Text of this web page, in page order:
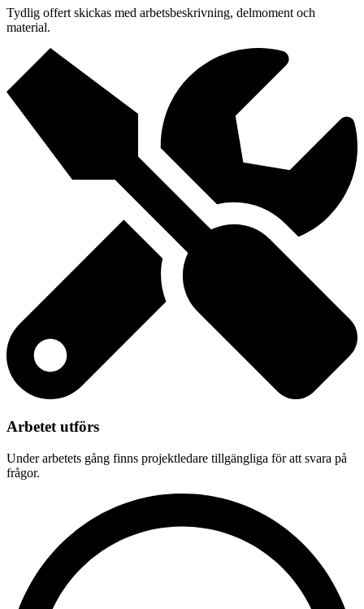
Tydlig offert skickas med arbetsbeskrivning, delmoment och
material.
Arbetet utförs
Under arbetets gång finns projektledare tillgängliga för att svara på
frågor.